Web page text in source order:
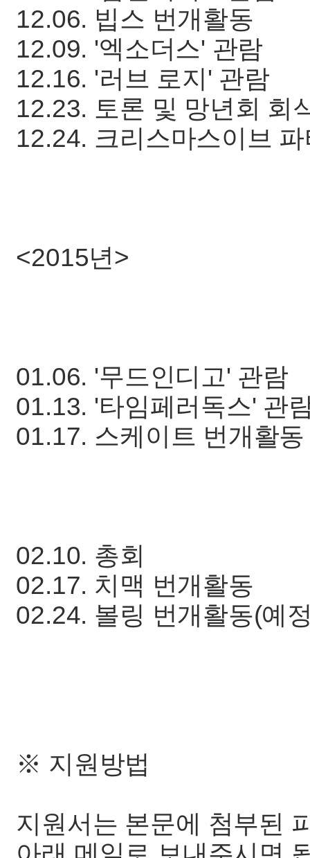
12.06. 빕스 번개활동
12.09. '엑소더스' 관람
12.16. '러브 로지' 관람
12.23. 토론 및 망년회 회
12.24. 크리스마스이브
<2015년>
01.06. '무드인디고' 관람
01.13. '타임페러독스' 관
01.17. 스케이트 번개활동
02.10. 총회
02.17. 치맥 번개활동
02.24. 볼링 번개활동(예
※ 지원방법
지원서는 본문에 첨부된